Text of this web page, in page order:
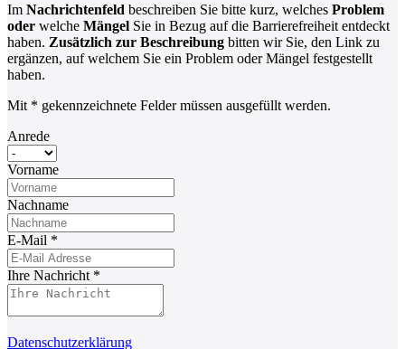
Im Nachrichtenfeld beschreiben Sie bitte kurz, welches Problem
oder welche Mängel Sie in Bezug auf die Barrierefreiheit entdeckt
haben. Zusätzlich zur Beschreibung bitten wir Sie, den Link zu
ergänzen, auf welchem Sie ein Problem oder Mängel festgestellt
haben.
Mit * gekennzeichnete Felder müssen ausgefüllt werden.
Anrede
Vorname
Nachname
E-Mail *
Ihre Nachricht *
Datenschutzerklärung